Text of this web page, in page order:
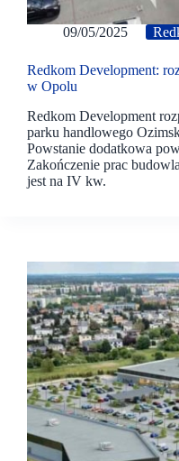
09/05/2025
Redkom Development:
w Opolu
Redkom Development
parku handlowego
Powstanie dodatkowa
Zakończenie prac
jest na IV kw.